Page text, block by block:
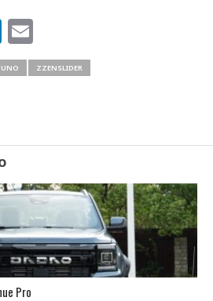
LinkedIn
Email
ZZENSLIDER
Pro